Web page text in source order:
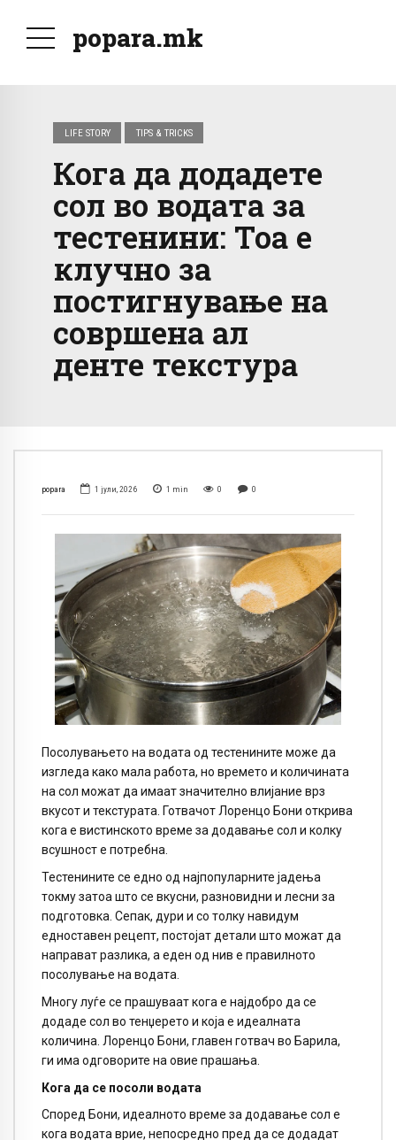
popara.mk
LIFE STORY TIPS & TRICKS
Кога да додадете
сол во водата за
тестенини: Тоа е
клучно за
постигнување на
совршена ал
денте текстура
popara 1 јули, 2026 1 min 0 0
Посолувањето на водата од тестенините може да
изгледа како мала работа, но времето и количината
на сол можат да имаат значително влијание врз
вкусот и текстурата. Готвачот Лоренцо Бони открива
кога е вистинското време за додавање сол и колку
всушност е потребна.
Тестенините се едно од најпопуларните јадења
токму затоа што се вкусни, разновидни и лесни за
подготовка. Сепак, дури и со толку навидум
едноставен рецепт, постојат детали што можат да
направат разлика, а еден од нив е правилното
посолување на водата.
Многу луѓе се прашуваат кога е најдобро да се
додаде сол во тенџерето и која е идеалната
количина. Лоренцо Бони, главен готвач во Барила,
ги има одговорите на овие прашања.
Кога да се посоли водата
Според Бони, идеалното време за додавање сол е
кога водата врие, непосредно пред да се додадат